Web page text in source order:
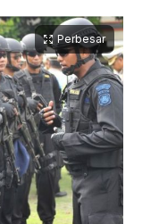
Perbesar